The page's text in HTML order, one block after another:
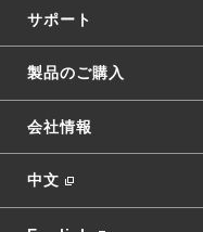
サポート
製品のご購入
会社情報
中文